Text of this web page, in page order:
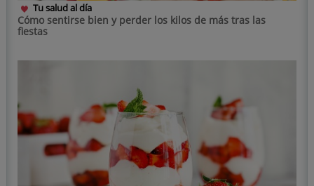
Tu salud al día
Cómo sentirse bien y perder los kilos de más tras las
fiestas